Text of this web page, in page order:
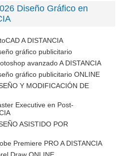
Diseño Gráfico en
A DISTANCIA
gráfico publicitario
avanzado A DISTANCIA
gráfico publicitario ONLINE
Y MODIFICACIÓN DE
Executive en Post-
ASISTIDO POR
Premiere PRO A DISTANCIA